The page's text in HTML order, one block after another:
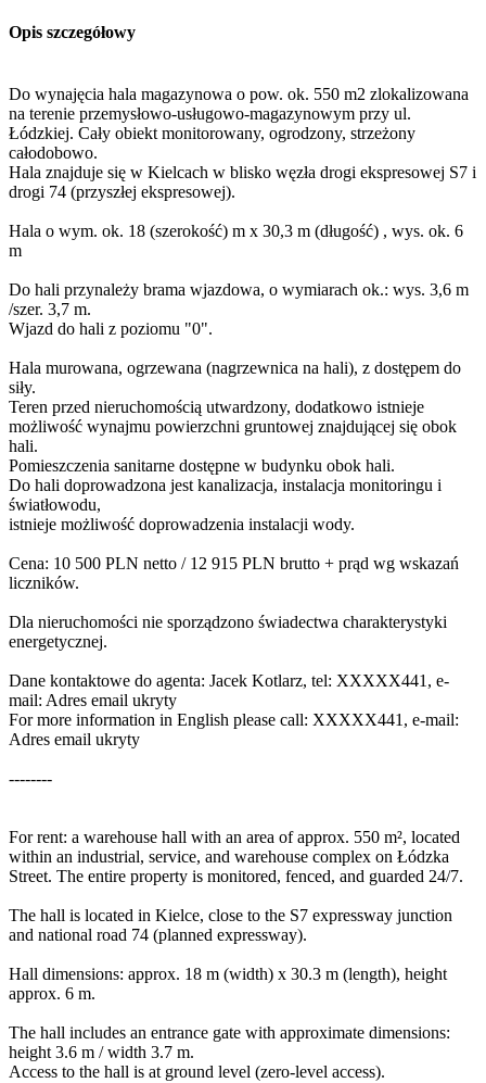
Opis szczegółowy
Do wynajęcia hala magazynowa o pow. ok. 550 m2 zlokalizowana
na terenie przemysłowo-usługowo-magazynowym przy ul.
Łódzkiej. Cały obiekt monitorowany, ogrodzony, strzeżony
całodobowo.
Hala znajduje się w Kielcach w blisko węzła drogi ekspresowej S7 i
drogi 74 (przyszłej ekspresowej).
Hala o wym. ok. 18 (szerokość) m x 30,3 m (długość) , wys. ok. 6
m
Do hali przynależy brama wjazdowa, o wymiarach ok.: wys. 3,6 m
/szer. 3,7 m.
Wjazd do hali z poziomu "0".
Hala murowana, ogrzewana (nagrzewnica na hali), z dostępem do
siły.
Teren przed nieruchomością utwardzony, dodatkowo istnieje
możliwość wynajmu powierzchni gruntowej znajdującej się obok
hali.
Pomieszczenia sanitarne dostępne w budynku obok hali.
Do hali doprowadzona jest kanalizacja, instalacja monitoringu i
światłowodu,
istnieje możliwość doprowadzenia instalacji wody.
Cena: 10 500 PLN netto / 12 915 PLN brutto + prąd wg wskazań
liczników.
Dla nieruchomości nie sporządzono świadectwa charakterystyki
energetycznej.
Dane kontaktowe do agenta: Jacek Kotlarz, tel: XXXXX441 , e-
mail: Adres email ukryty
For more information in English please call: XXXXX441 , e-mail:
Adres email ukryty
--------
For rent: a warehouse hall with an area of approx. 550 m², located
within an industrial, service, and warehouse complex on Łódzka
Street. The entire property is monitored, fenced, and guarded 24/7.
The hall is located in Kielce, close to the S7 expressway junction
and national road 74 (planned expressway).
Hall dimensions: approx. 18 m (width) x 30.3 m (length), height
approx. 6 m.
The hall includes an entrance gate with approximate dimensions:
height 3.6 m / width 3.7 m.
Access to the hall is at ground level (zero-level access).